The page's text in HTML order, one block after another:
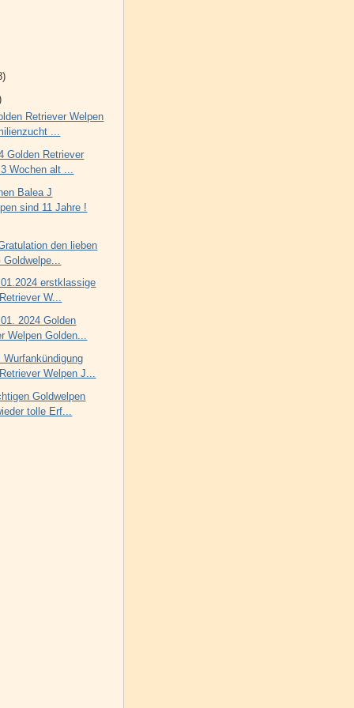
Retriever Welpen
...
Golden Retriever
Wochen alt ...
Balea J
sind 11 Jahre !
den lieben
erstklassige
W...
2024 Golden
Welpen Golden...
Wurfankündigung
Welpen J...
Goldwelpen
tolle Erf...